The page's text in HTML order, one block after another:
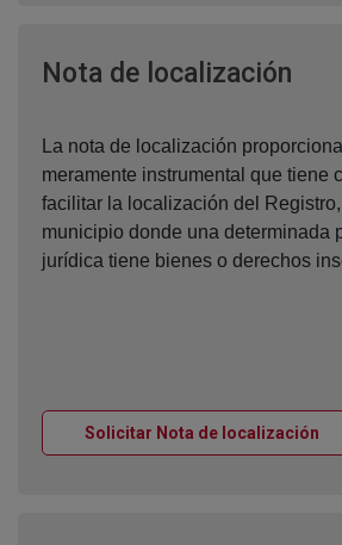
Nota de localización
La nota de localización
meramente instrumental que tiene
facilitar la localización del
municipio donde una determinada
jurídica tiene bienes o derechos
Solicitar Nota de localización